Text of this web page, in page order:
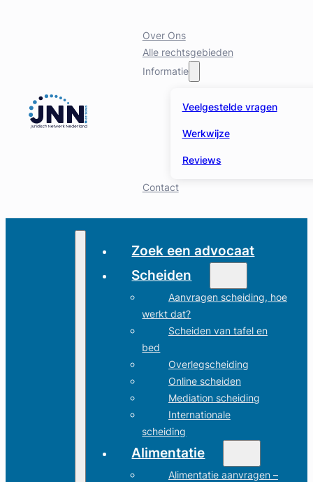
Over Ons
Alle rechtsgebieden
Informatie
Veelgestelde vragen
Werkwijze
Reviews
Contact
Zoek een advocaat
Scheiden
Aanvragen scheiding, hoe
werkt dat?
Scheiden van tafel en
bed
Overlegscheiding
Online scheiden
Mediation scheiding
Internationale
scheiding
Alimentatie
Alimentatie aanvragen –